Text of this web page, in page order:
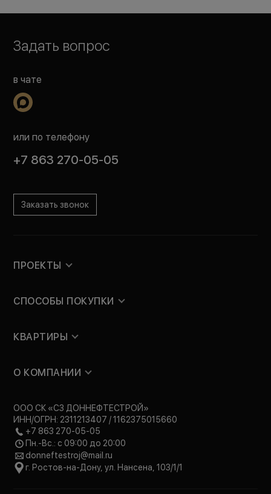
Задать вопрос
в чате
или по телефону
+7 863 270-05-05
Заказать звонок
ПРОЕКТЫ
СПОСОБЫ ПОКУПКИ
КВАРТИРЫ
О КОМПАНИИ
ООО СК «СЗ ДОННЕФТЕСТРОЙ»
ИНН/ОГРН: 2311213407 / 1162375015660
+7 863 270-05-05
Пн.-Вс.: с 09:00 до 20:00
donneftestroj@mail.ru
г. Ростов-на-Дону, ул. Нансена, 103/1/1